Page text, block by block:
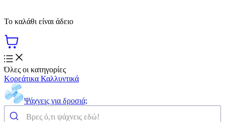
Το καλάθι είναι άδειο
Όλες οι κατηγορίες
Κορεάτικα Καλλυντικά
Ψάχνεις για δροσιά;